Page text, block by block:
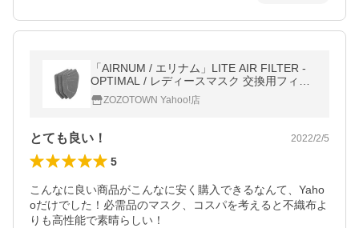
「AIRNUM / エリナム」LITE AIR FILTER -
OPTIMAL / レディースマスク 交換用フィル
ター 3Pパック
ZOZOTOWN Yahoo!店
とても良い！ 2022/2/5
5
こんなに良い商品がこんなに安く購入できるなんて、Yaho
oだけでした！必需品のマスク、コスパを考えると不織布よ
りも高性能で素晴らしい！